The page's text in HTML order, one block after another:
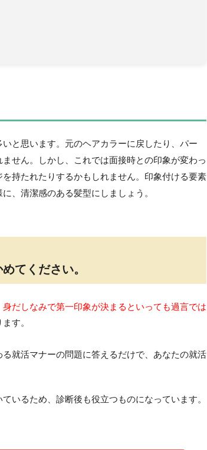
と思います。元のヘアカラーに戻したり、パー
せん。しかし、これでは面接時との印象が変わっ
持たれたりするかもしれません。印象付ける要素
、清潔感のある髪型にしましょう。
てください。
身だしなみで第一印象が決まるといっても過言では
す。
就活マナーの問題に答えるだけで、あなたの就活
いるため、診断後も役立つものになっています。